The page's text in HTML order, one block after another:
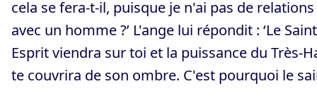
cela se fera-t-il, puisque je n'ai pas de relations
avec un homme ?’ L'ange lui répondit : ‘Le
Esprit viendra sur toi et la puissance du Très-
te couvrira de son ombre. C'est pourquoi le